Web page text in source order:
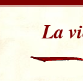
La